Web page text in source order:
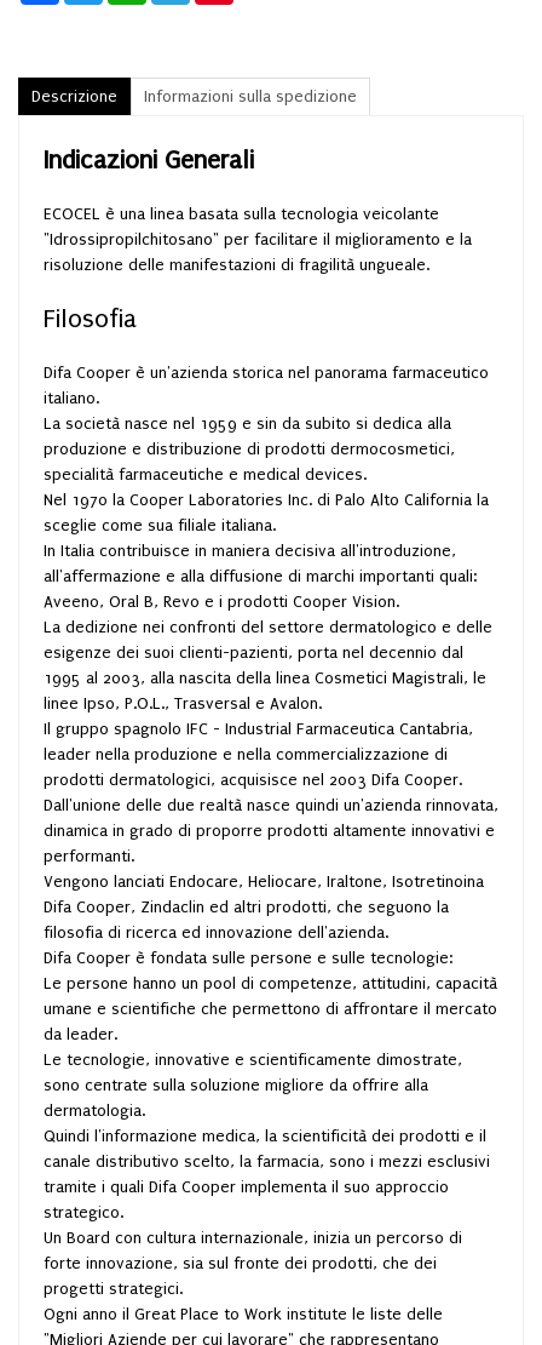
Descrizione Informazioni sulla spedizione
Indicazioni Generali
ECOCEL è una linea basata sulla tecnologia veicolante
"Idrossipropilchitosano" per facilitare il miglioramento e la
risoluzione delle manifestazioni di fragilità ungueale.
Filosofia
Difa Cooper è un'azienda storica nel panorama farmaceutico
italiano.
La società nasce nel 1959 e sin da subito si dedica alla
produzione e distribuzione di prodotti dermocosmetici,
specialità farmaceutiche e medical devices.
Nel 1970 la Cooper Laboratories Inc. di Palo Alto California la
sceglie come sua filiale italiana.
In Italia contribuisce in maniera decisiva all'introduzione,
all'affermazione e alla diffusione di marchi importanti quali:
Aveeno, Oral B, Revo e i prodotti Cooper Vision.
La dedizione nei confronti del settore dermatologico e delle
esigenze dei suoi clienti-pazienti, porta nel decennio dal
1995 al 2003, alla nascita della linea Cosmetici Magistrali, le
linee Ipso, P.O.L., Trasversal e Avalon.
Il gruppo spagnolo IFC - Industrial Farmaceutica Cantabria,
leader nella produzione e nella commercializzazione di
prodotti dermatologici, acquisisce nel 2003 Difa Cooper.
Dall'unione delle due realtà nasce quindi un'azienda rinnovata,
dinamica in grado di proporre prodotti altamente innovativi e
performanti.
Vengono lanciati Endocare, Heliocare, Iraltone, Isotretinoina
Difa Cooper, Zindaclin ed altri prodotti, che seguono la
filosofia di ricerca ed innovazione dell'azienda.
Difa Cooper è fondata sulle persone e sulle tecnologie:
Le persone hanno un pool di competenze, attitudini, capacità
umane e scientifiche che permettono di affrontare il mercato
da leader.
Le tecnologie, innovative e scientificamente dimostrate,
sono centrate sulla soluzione migliore da offrire alla
dermatologia.
Quindi l'informazione medica, la scientificità dei prodotti e il
canale distributivo scelto, la farmacia, sono i mezzi esclusivi
tramite i quali Difa Cooper implementa il suo approccio
strategico.
Un Board con cultura internazionale, inizia un percorso di
forte innovazione, sia sul fronte dei prodotti, che dei
progetti strategici.
Ogni anno il Great Place to Work institute le liste delle
"Migliori Aziende per cui lavorare" che rappresentano